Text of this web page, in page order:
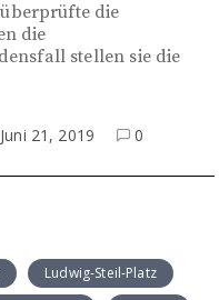
die
die
stellen sie die
Juni 21, 2019 0
Ludwig-Steil-Platz